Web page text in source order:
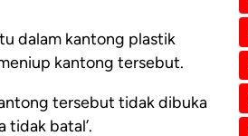
dalam kantong plastik
kantong tersebut.
tersebut tidak dibuka
tidak batal’.